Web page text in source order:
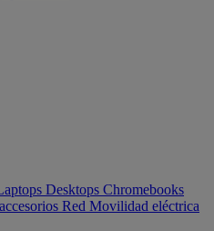
Desktops Chromebooks
Red Movilidad eléctrica